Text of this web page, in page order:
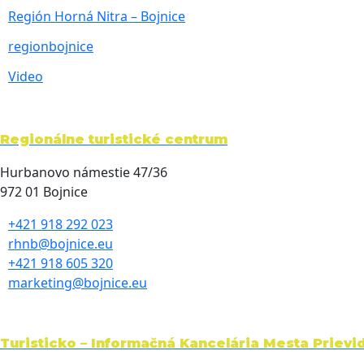
Región Horná Nitra – Bojnice
regionbojnice
Video
Regionálne turistické centrum
Hurbanovo námestie 47/36
972 01 Bojnice
+421 918 292 023
rhnb@bojnice.eu
+421 918 605 320
marketing@bojnice.eu
Turisticko – Informačná Kancelária Mesta